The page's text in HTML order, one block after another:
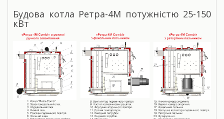
Будова котла Ретра-4М потужністю 25-150
кВт